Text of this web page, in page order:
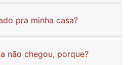
pra minha casa?
não chegou, porque?